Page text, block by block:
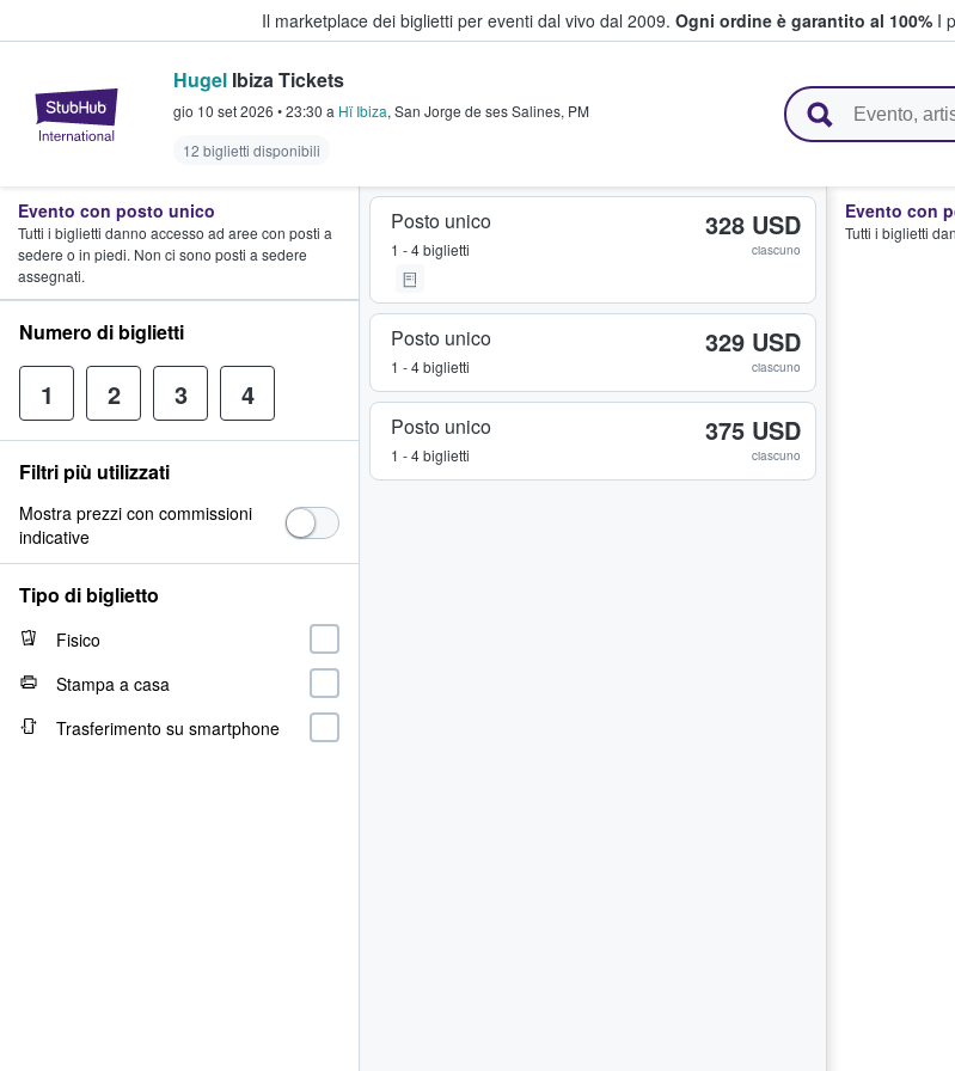
Il marketplace dei biglietti per eventi dal vivo dal 2009. Ogni ordine è garantito al 100% I
StubHub - Dove i fan comprano e vendono biglietti
Hugel Ibiza Tickets
gio 10 set 2026 •23:30 a Hï Ibiza, San Jorge de ses Salines, PM
12 biglietti disponibili
Posto unico
1 - 4 biglietti
328 USD
ciascuno
Posto unico
1 - 4 biglietti
329 USD
ciascuno
Posto unico
1 - 4 biglietti
375 USD
ciascuno
Evento con
Tutti i biglietti
Evento con posto unico
Tutti i biglietti danno accesso ad aree con posti a
sedere o in piedi. Non ci sono posti a sedere
assegnati.
Numero di biglietti
1 2 3 4
Filtri più utilizzati
Mostra prezzi con commissioni
indicative
Tipo di biglietto
Fisico
Stampa a casa
Trasferimento su smartphone